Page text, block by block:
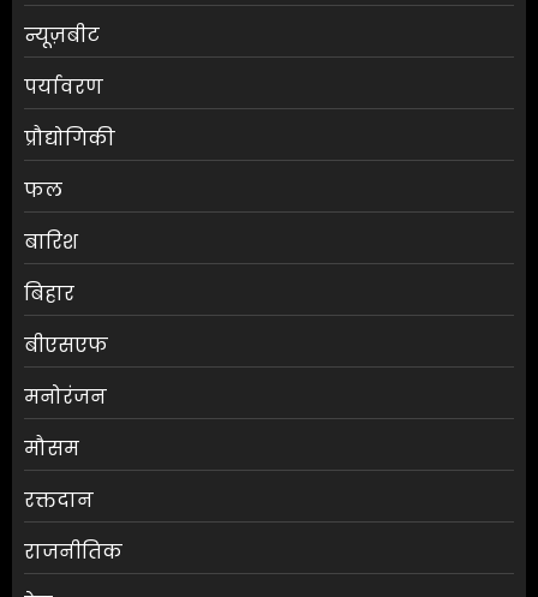
न्यूज़बीट
पर्यावरण
प्रौद्योगिकी
फल
बारिश
बिहार
बीएसएफ
मनोरंजन
मौसम
रक्तदान
राजनीतिक
पर बड़ा खुलासा